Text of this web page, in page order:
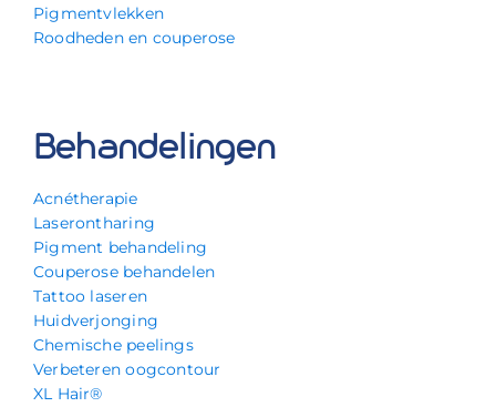
Pigmentvlekken
Roodheden en couperose
Behandelingen
Acnétherapie
Laserontharing
Pigment behandeling
Couperose behandelen
Tattoo laseren
Huidverjonging
Chemische peelings
Verbeteren oogcontour
XL Hair®